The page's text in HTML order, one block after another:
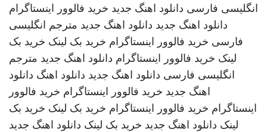
انگلیسی فارسی دانلود اهنگ جدید خرید فالوور اینستاگرام
دانلود اهنگ جدید دانلود اهنگ جدید مترجم انگلیسی
فارسی خرید فالوور اینستاگرام خرید بک لینک خرید بک
لینک خرید فالوور اینستاگرام دانلود اهنگ جدید مترجم
انگلیسی فارسی دانلود اهنگ جدید دانلود اهنگ دانلود
اهنگ جدید خرید فالوور اینستاگرام خرید فالوور
اینستاگرام خرید فالوور اینستاگرام خرید بک لینک خرید بک
لینک دانلود اهنگ جدید خرید بک لینک دانلود اهنگ جدید